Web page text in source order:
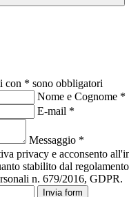
con * sono obbligatori
Nome e Cognome *
E-mail *
Messaggio *
privacy e acconsento
stabilito dal
n. 679/2016, GDPR.
Invia form